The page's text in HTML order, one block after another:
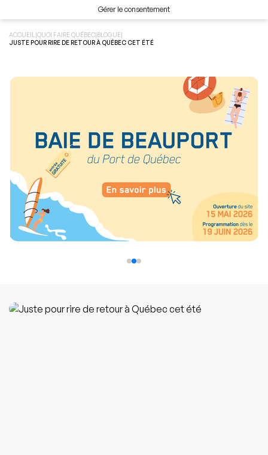
Gérer le consentement
ACCUEIL |QUOI FAIRE QUÉBEC|BLOGUE|
JUSTE POUR RIRE DE RETOUR À QUÉBEC CET ÉTÉ